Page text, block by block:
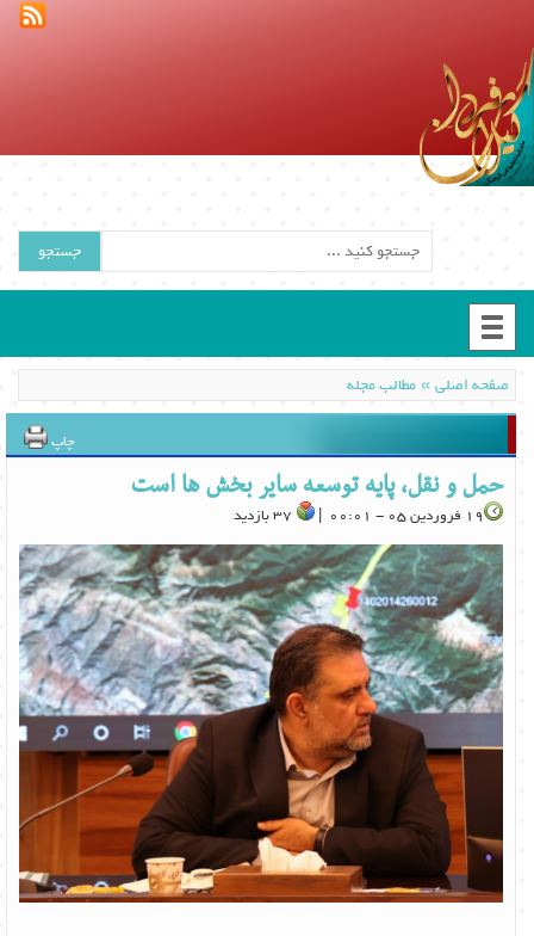
جستجو
صفحه اصلی»مطالب مجله
چاپ
حمل و نقل، پایه توسعه سایر بخش ها است
19 فروردین 05 - 00:01 |